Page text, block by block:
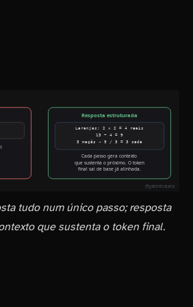
tudo num único passo; resposta
que sustenta o token final.